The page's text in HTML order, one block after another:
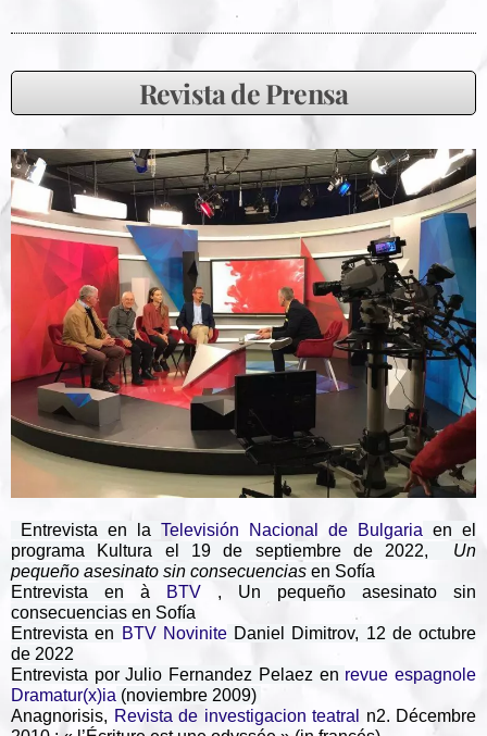
Revista de Prensa
Entrevista en la Televisión Nacional de Bulgaria en el
programa Kultura el 19 de septiembre de 2022, Un
pequeño asesinato sin consecuencias en Sofía
Entrevista en à BTV , Un pequeño asesinato sin
consecuencias en Sofía
Entrevista en BTV NoviniteDaniel Dimitrov, 12 de octubre
de 2022
Entrevista por Julio Fernandez Pelaez en revue espagnole
Dramatur(x)ia (noviembre 2009)
Anagnorisis, Revista de investigacion teatral
n2. Décembre